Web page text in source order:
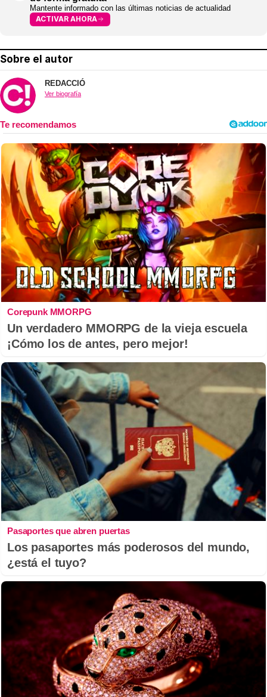
Mantente informado con las últimas noticias de actualidad
ACTIVAR AHORA
Sobre el autor
REDACCIÓ
Ver biografía
Corepunk MMORPG
Un verdadero MMORPG de la vieja escuela
¡Cómo los de antes, pero mejor!
Pasaportes que abren puertas
Los pasaportes más poderosos del mundo,
¿está el tuyo?